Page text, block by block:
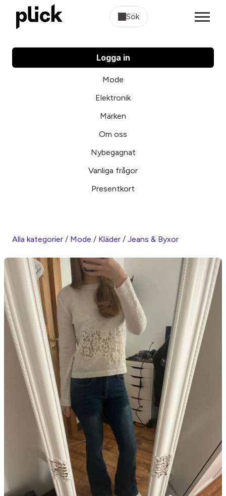
Sök
Logga in
Mode
Elektronik
Märken
Om oss
Nybegagnat
Vanliga frågor
Presentkort
Alla kategorier / Mode / Kläder / Jeans & Byxor